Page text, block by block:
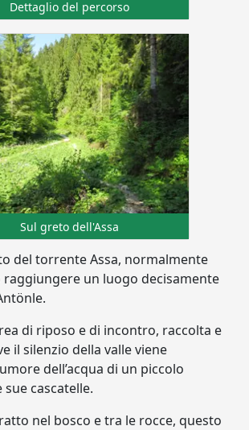
Dettaglio del percorso
Sul greto dell'Assa
del torrente Assa, normalmente
un luogo decisamente
di riposo e di incontro, raccolta e
il silenzio della valle viene
dell’acqua di un piccolo
cascatelle.
nel bosco e tra le rocce, questo